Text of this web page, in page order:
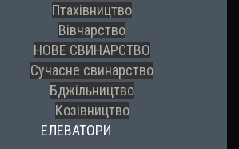
Птахівництво
Вівчарство
НОВЕ СВИНАРСТВО
Сучасне свинарство
Бджільництво
Козівництво
ЕЛЕВАТОРИ